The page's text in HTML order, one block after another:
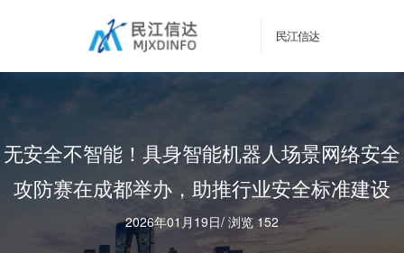
民江信达
无安全不智能！具身智能机器人场景网络安全
攻防赛在成都举办，助推行业安全标准建设
2026年01月19日/ 浏览 152